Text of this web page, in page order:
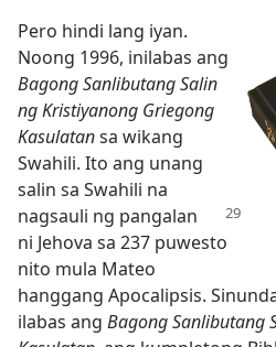
Pero hindi lang iyan.
Noong 1996, inilabas ang
Bagong Sanlibutang Salin
ng Kristiyanong Griegong
Kasulatansa wikang
Swahili. Ito ang unang
salin sa Swahili na
nagsauli ng pangalan
ni Jehova sa 237 puwesto
nito mula Mateo
hanggang Apocalipsis.
ilabas ang Bagong Sanlibutang